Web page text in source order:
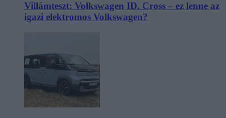
Villámteszt: Volkswagen ID. Cross – ez lenne az
igazi elektromos Volkswagen?